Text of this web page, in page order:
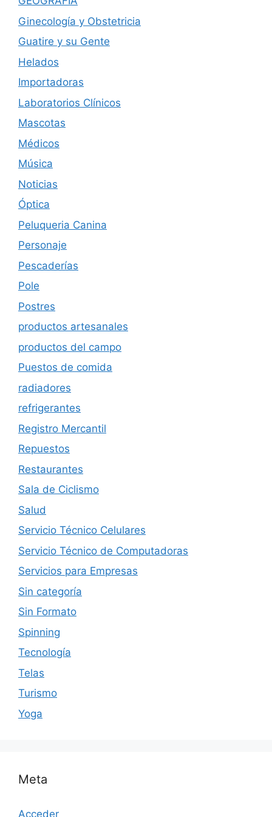
Ginecología y Obstetricia
Guatire y su Gente
Helados
Importadoras
Laboratorios Clínicos
Mascotas
Médicos
Música
Noticias
Óptica
Peluqueria Canina
Personaje
Pescaderías
Pole
Postres
productos artesanales
productos del campo
Puestos de comida
radiadores
refrigerantes
Registro Mercantil
Repuestos
Restaurantes
Sala de Ciclismo
Salud
Servicio Técnico Celulares
Servicio Técnico de Computadoras
Servicios para Empresas
Sin categoría
Sin Formato
Spinning
Tecnología
Telas
Turismo
Yoga
Meta
Acceder